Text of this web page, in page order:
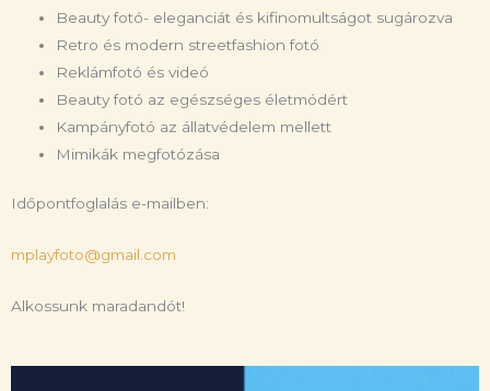
Beauty fotó- eleganciát és kifinomultságot sugározva
Retro és modern streetfashion fotó
Reklámfotó és videó
Beauty fotó az egészséges életmódért
Kampányfotó az állatvédelem mellett
Mimikák megfotózása
Időpontfoglalás e-mailben:
mplayfoto@gmail.com
Alkossunk maradandót!